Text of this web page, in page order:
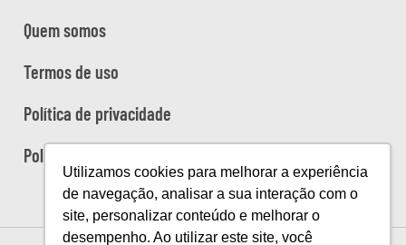
Utilizamos cookies para melhorar a experiência
de navegação, analisar a sua interação com o
site, personalizar conteúdo e melhorar o
desempenho. Ao utilizar este site, você
Quem somos
Termos de uso
Política de privacidade
Política de cookies